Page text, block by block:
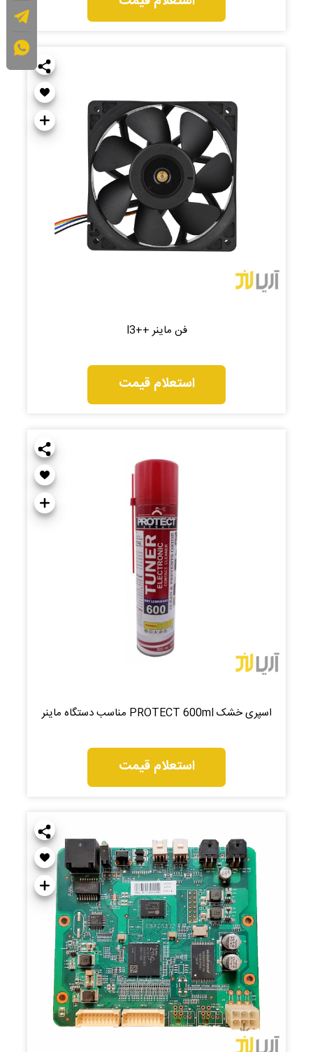
فن ماینر ++l3
استعلام قیمت
اسپری خشک PROTECT 600ml مناسب دستگاه ماینر
استعلام قیمت